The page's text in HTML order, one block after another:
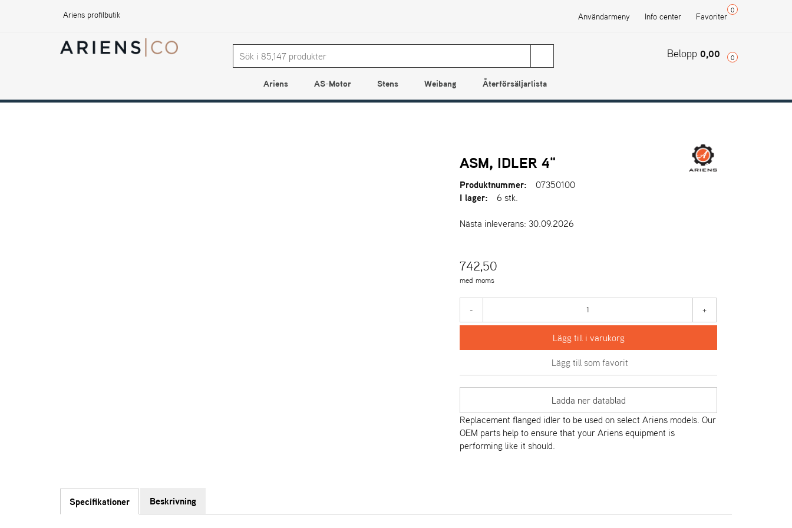
Ariens profilbutik Användarmeny Info center 0
Favoriter
Belopp 0,00 0
Ariens AS-Motor Stens Weibang Återförsäljarlista
ASM, IDLER 4"
Produktnummer:
07350100
I lager:
6 stk.
Nästa inleverans: 30.09.2026
742,50
med moms
- +
Lägg till i varukorg
Lägg till som favorit
Ladda ner datablad
Replacement flanged idler to be used on select Ariens models. Our
OEM parts help to ensure that your Ariens equipment is
performing like it should.
Specifikationer Beskrivning